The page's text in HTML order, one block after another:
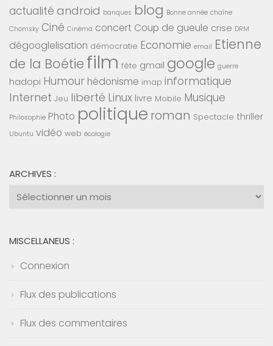
actualité android banques blog Bonne année chaîne
Chomsky Ciné Cinéma concert Coup de gueule crise DRM
dégooglelisation démocratie Economie email Etienne
de la Boétie film fête gmail google guerre
hadopi Humour hédonisme imap informatique
Internet Jeu liberté Linux livre Mobile Musique
Philosophie Photo politique roman Spectacle thriller
Ubuntu vidéo web écologie
ARCHIVES :
Archives
MISCELLANEUS :
Connexion
Flux des publications
Flux des commentaires